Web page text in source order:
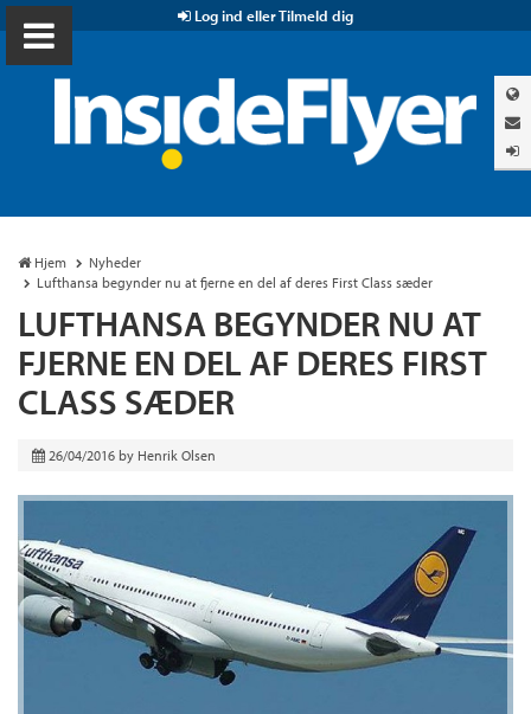
Log ind eller Tilmeld dig
Hjem
Nyheder
Lufthansa begynder nu at fjerne en del af deres First Class sæder
LUFTHANSA BEGYNDER NU AT
FJERNE EN DEL AF DERES FIRST
CLASS SÆDER
26/04/2016 by Henrik Olsen